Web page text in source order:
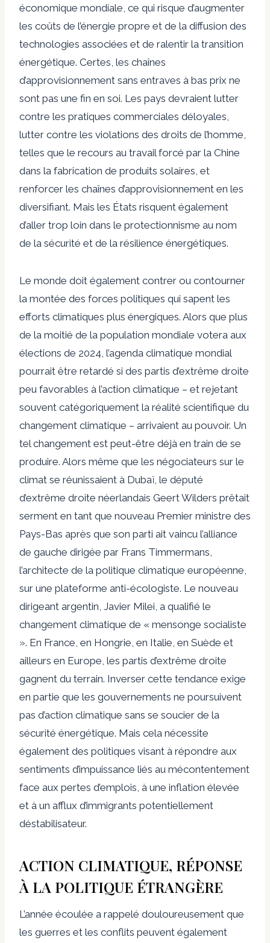
économique mondiale, ce qui risque d’augmenter
les coûts de l’énergie propre et de la diffusion des
technologies associées et de ralentir la transition
énergétique. Certes, les chaînes
d’approvisionnement sans entraves à bas prix ne
sont pas une fin en soi. Les pays devraient lutter
contre les pratiques commerciales déloyales,
lutter contre les violations des droits de l’homme,
telles que le recours au travail forcé par la Chine
dans la fabrication de produits solaires, et
renforcer les chaînes d’approvisionnement en les
diversifiant. Mais les États risquent également
d’aller trop loin dans le protectionnisme au nom
de la sécurité et de la résilience énergétiques.
Le monde doit également contrer ou contourner
la montée des forces politiques qui sapent les
efforts climatiques plus énergiques. Alors que plus
de la moitié de la population mondiale votera aux
élections de 2024, l’agenda climatique mondial
pourrait être retardé si des partis d’extrême droite
peu favorables à l’action climatique – et rejetant
souvent catégoriquement la réalité scientifique du
changement climatique – arrivaient au pouvoir. Un
tel changement est peut-être déjà en train de se
produire. Alors même que les négociateurs sur le
climat se réunissaient à Dubaï, le député
d’extrême droite néerlandais Geert Wilders prêtait
serment en tant que nouveau Premier ministre des
Pays-Bas après que son parti ait vaincu l’alliance
de gauche dirigée par Frans Timmermans,
l’architecte de la politique climatique européenne,
sur une plateforme anti-écologiste. Le nouveau
dirigeant argentin, Javier Milei, a qualifié le
changement climatique de « mensonge socialiste
». En France, en Hongrie, en Italie, en Suède et
ailleurs en Europe, les partis d’extrême droite
gagnent du terrain. Inverser cette tendance exige
en partie que les gouvernements ne poursuivent
pas d’action climatique sans se soucier de la
sécurité énergétique. Mais cela nécessite
également des politiques visant à répondre aux
sentiments d’impuissance liés au mécontentement
face aux pertes d’emplois, à une inflation élevée
et à un afflux d’immigrants potentiellement
déstabilisateur.
ACTION CLIMATIQUE, RÉPONSE
À LA POLITIQUE ÉTRANGÈRE
L’année écoulée a rappelé douloureusement que
les guerres et les conflits peuvent également